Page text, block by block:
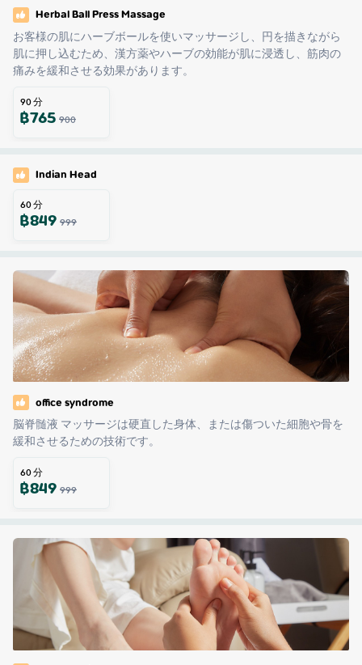
Herbal Ball Press Massage
お客様の肌にハーブボールを使いマッサージし、円を描きながら
肌に押し込むため、漢方薬やハーブの効能が肌に浸透し、筋肉の
痛みを緩和させる効果があります。
90分
฿765900
Indian Head
60分
฿849999
office syndrome
脳脊髄液 マッサージは硬直した身体、または傷ついた細胞や骨を
緩和させるための技術です。
60分
฿849999